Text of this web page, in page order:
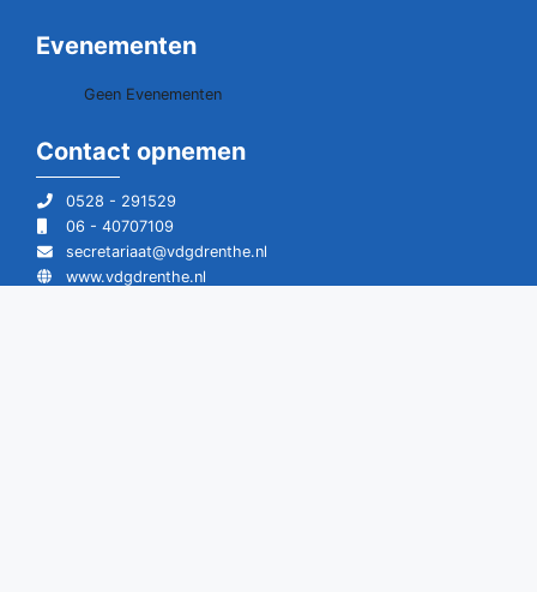
Evenementen
Geen Evenementen
Contact opnemen
0528 - 291529
06 - 40707109
secretariaat@vdgdrenthe.nl
www.vdgdrenthe.nl